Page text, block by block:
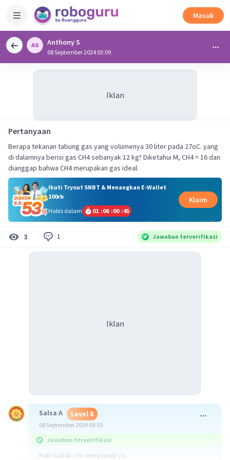
Masuk
Anthony S
08 September 2024 03:09
Iklan
Pertanyaan
Berapa tekanan tabung gas yang volumenya 30 liter pada 27oC. yang
di dalamnya berisi gas CH4 sebanyak 12 kg? Diketahui M, CH4 = 16 dan
dianggap bahwa CH4 merupakan gas ideal.
Ikuti Tryout SNBT & Menangkan E-Wallet
100rb
Habis dalam
01 :06 :00 :44
Klaim
3 1 Jawaban terverifikasi
Iklan
Salsa A Level 8
08 September 2024 04:55
Jawaban terverifikasi
Halo kakak izin menjawab ya,